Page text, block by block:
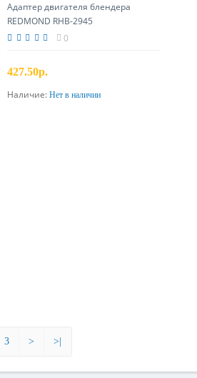
Адаптер двигателя блендера
REDMOND RHB-2945
0
427.50р.
Предзаказ
Наличие: Нет в наличии
3 > >|